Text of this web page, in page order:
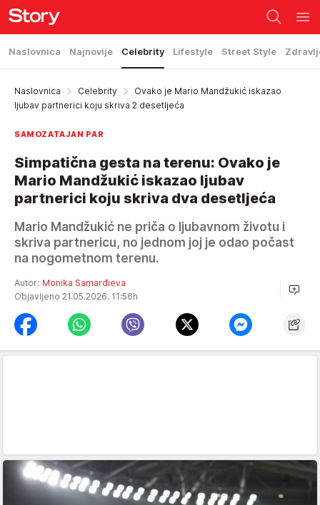
Naslovnica Najnovije Celebrity Lifestyle Street Style
Naslovnica Celebrity
Ovako je Mario Mandžukić iskazao
ljubav partnerici koju skriva 2 desetljeća
SAMOZATAJAN PAR
Simpatična gesta na terenu: Ovako je
Mario Mandžukić iskazao ljubav
partnerici koju skriva dva desetljeća
Mario Mandžukić ne priča o ljubavnom životu i
skriva partnericu, no jednom joj je odao počast
na nogometnom terenu.
Autor: Monika Samarđieva
Objavljeno 21.05.2026. 11:56h